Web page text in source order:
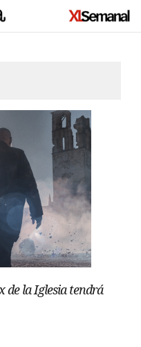
de la Iglesia tendrá